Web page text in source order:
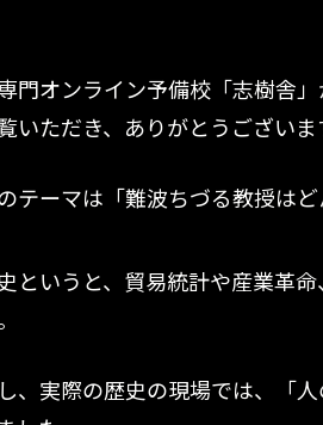
門オンライン予備校「志樹舎
いただき、ありがとうございま
テーマは「難波ちづる教授はど
というと、貿易統計や産業革
、実際の歴史の現場では、「